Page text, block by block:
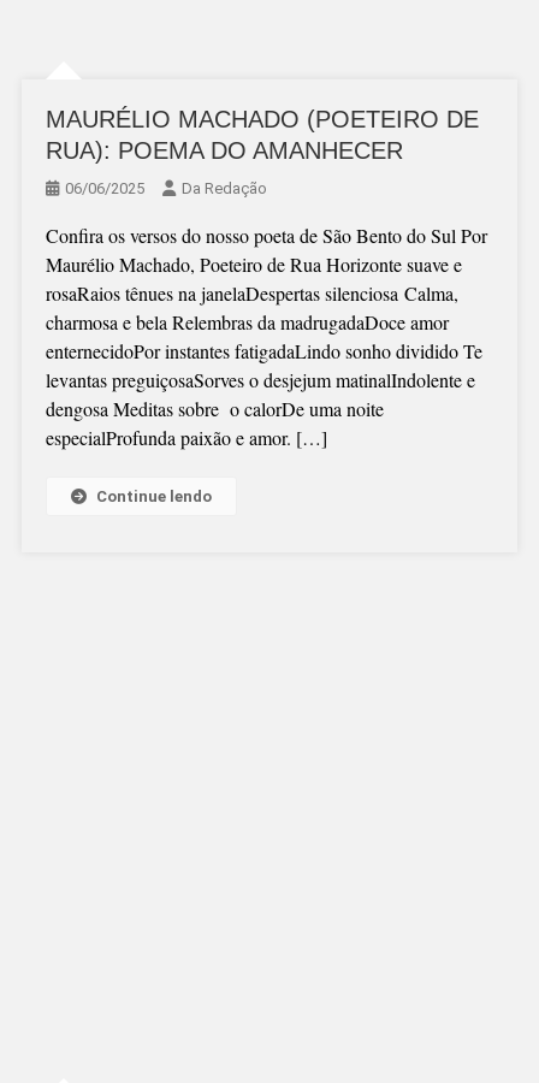
MAURÉLIO MACHADO (POETEIRO DE
RUA): POEMA DO AMANHECER
06/06/2025 Da Redação
Confira os versos do nosso poeta de São Bento do Sul Por
Maurélio Machado, Poeteiro de Rua Horizonte suave e
rosaRaios tênues na janelaDespertas silenciosa Calma,
charmosa e bela Relembras da madrugadaDoce amor
enternecidoPor instantes fatigadaLindo sonho dividido Te
levantas preguiçosaSorves o desjejum matinalIndolente e
dengosa Meditas sobre o calorDe uma noite
especialProfunda paixão e amor. […]
Continue lendo